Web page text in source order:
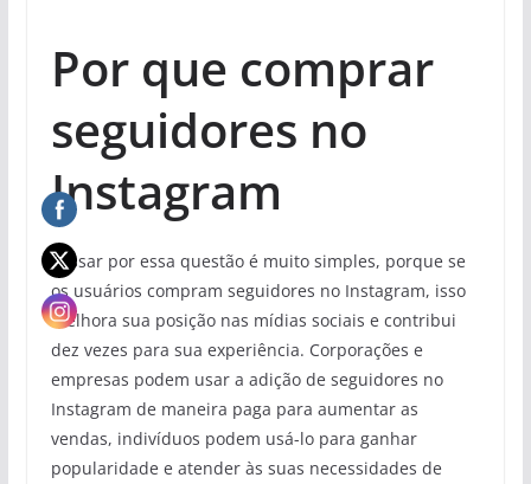
Por que comprar
seguidores no
Instagram
Passar por essa questão é muito simples, porque se
os usuários compram seguidores no Instagram, isso
melhora sua posição nas mídias sociais e contribui
dez vezes para sua experiência. Corporações e
empresas podem usar a adição de seguidores no
Instagram de maneira paga para aumentar as
vendas, indivíduos podem usá-lo para ganhar
popularidade e atender às suas necessidades de